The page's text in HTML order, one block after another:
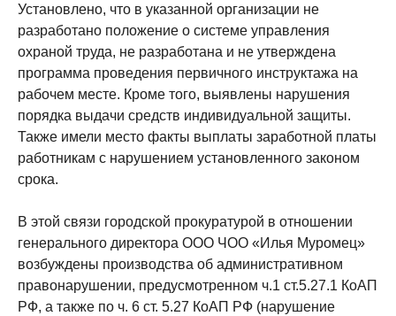
Установлено, что в указанной организации не
разработано положение о системе управления
охраной труда, не разработана и не утверждена
программа проведения первичного инструктажа на
рабочем месте. Кроме того, выявлены нарушения
порядка выдачи средств индивидуальной защиты.
Также имели место факты выплаты заработной платы
работникам с нарушением установленного законом
срока.
В этой связи городской прокуратурой в отношении
генерального директора ООО ЧОО «Илья Муромец»
возбуждены производства об административном
правонарушении, предусмотренном ч.1 ст.5.27.1 КоАП
РФ, а также по ч. 6 ст. 5.27 КоАП РФ (нарушение